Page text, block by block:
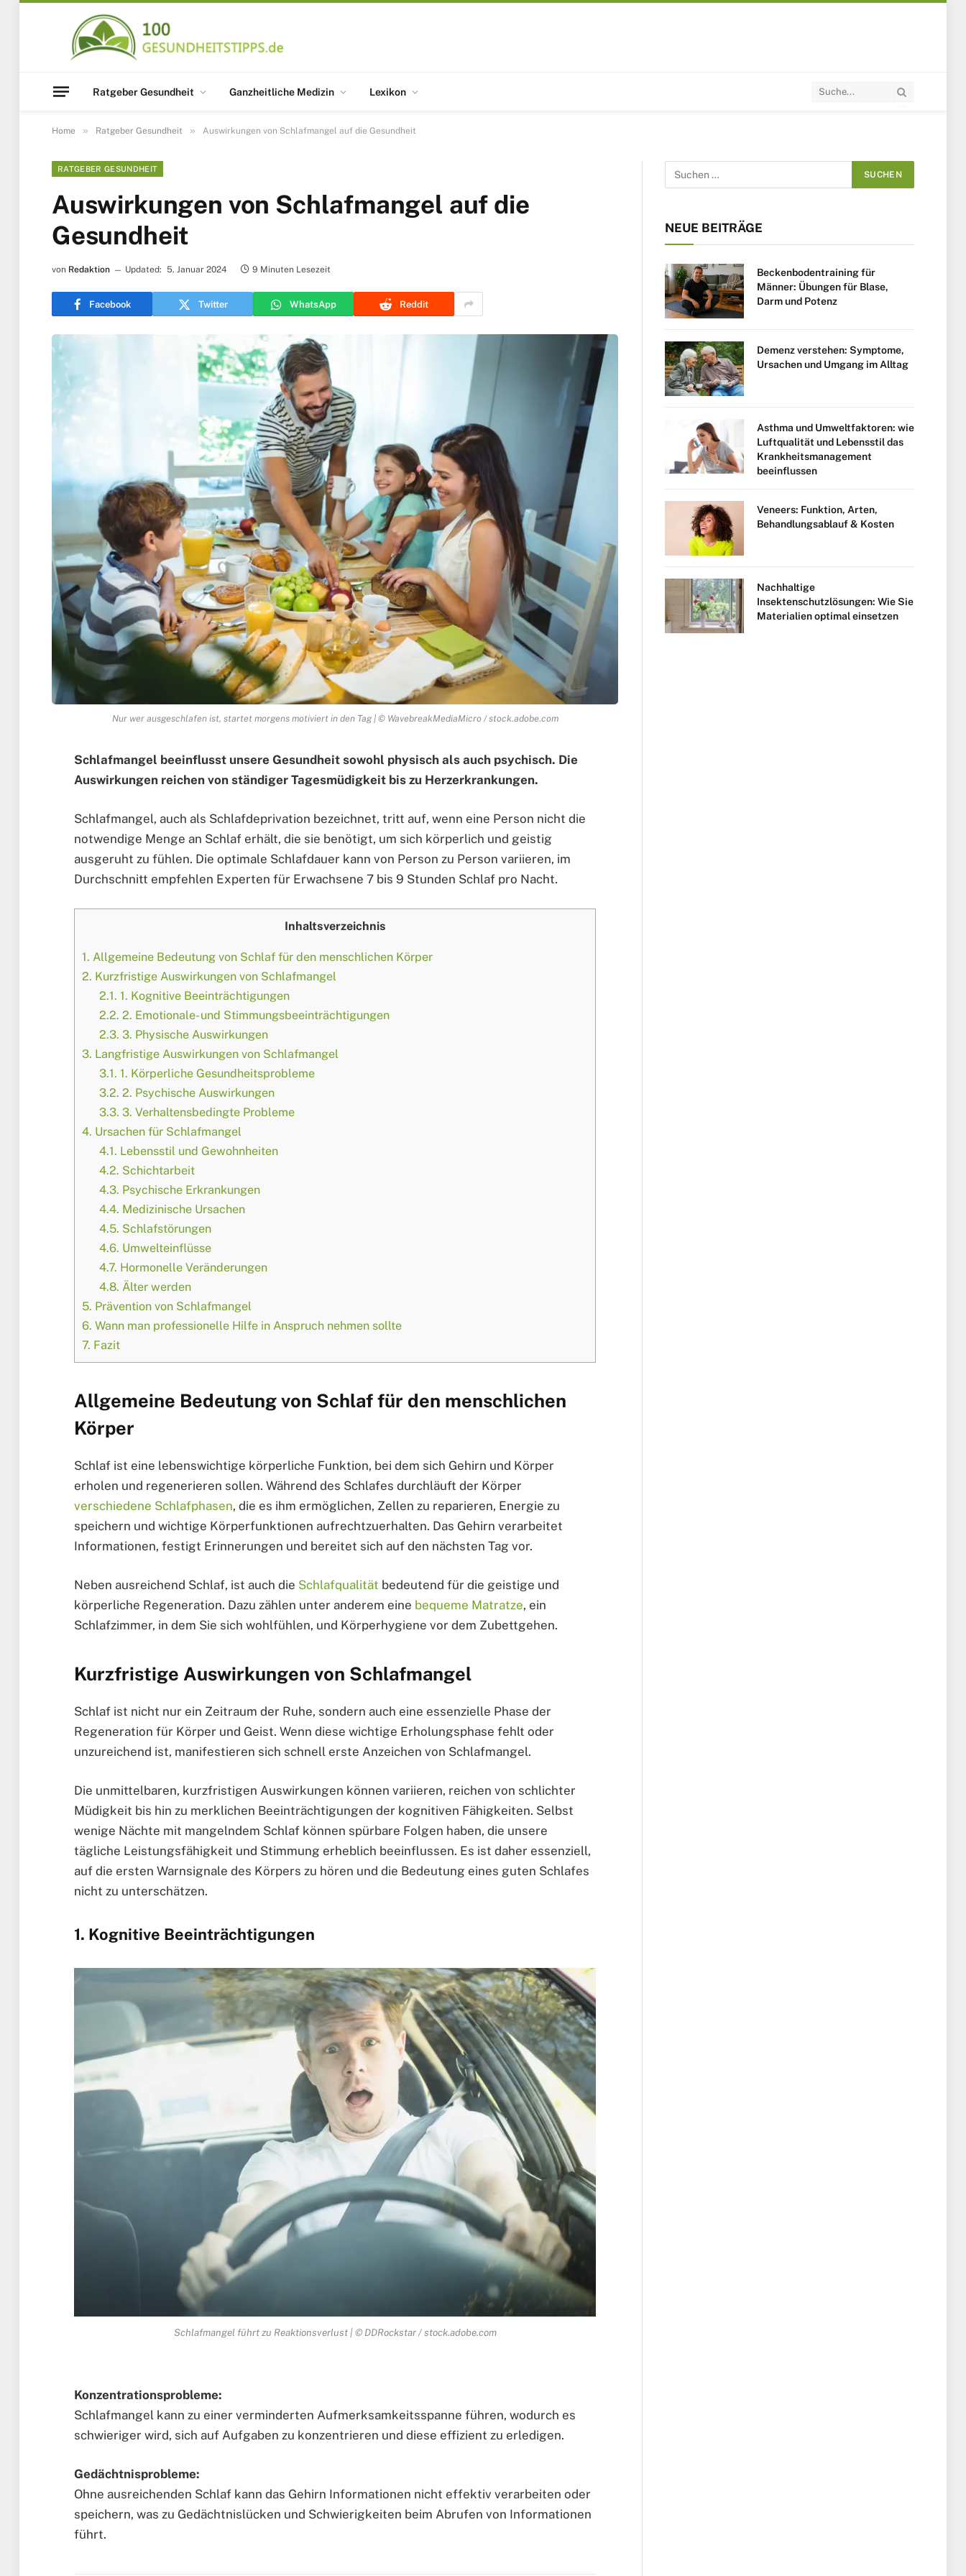
Ratgeber Gesundheit Ganzheitliche Medizin Lexikon
Home » Ratgeber Gesundheit » Auswirkungen von Schlafmangel auf die Gesundheit
RATGEBER GESUNDHEIT
Auswirkungen von Schlafmangel auf die
Gesundheit
von Redaktion Updated: 5. Januar 2024 9 Minuten Lesezeit
Facebook Twitter WhatsApp Reddit
Nur wer ausgeschlafen ist, startet morgens motiviert in den Tag | © WavebreakMediaMicro / stock.adobe.com
Schlafmangel beeinflusst unsere Gesundheit sowohl physisch als auch psychisch. Die
Auswirkungen reichen von ständiger Tagesmüdigkeit bis zu Herzerkrankungen.
Schlafmangel, auch als Schlafdeprivation bezeichnet, tritt auf, wenn eine Person nicht die
notwendige Menge an Schlaf erhält, die sie benötigt, um sich körperlich und geistig
ausgeruht zu fühlen. Die optimale Schlafdauer kann von Person zu Person variieren, im
Durchschnitt empfehlen Experten für Erwachsene 7 bis 9 Stunden Schlaf pro Nacht.
Inhaltsverzeichnis
1. Allgemeine Bedeutung von Schlaf für den menschlichen Körper
2. Kurzfristige Auswirkungen von Schlafmangel
2.1. 1. Kognitive Beeinträchtigungen
2.2. 2. Emotionale- und Stimmungsbeeinträchtigungen
2.3. 3. Physische Auswirkungen
3. Langfristige Auswirkungen von Schlafmangel
3.1. 1. Körperliche Gesundheitsprobleme
3.2. 2. Psychische Auswirkungen
3.3. 3. Verhaltensbedingte Probleme
4. Ursachen für Schlafmangel
4.1. Lebensstil und Gewohnheiten
4.2. Schichtarbeit
4.3. Psychische Erkrankungen
4.4. Medizinische Ursachen
4.5. Schlafstörungen
4.6. Umwelteinflüsse
4.7. Hormonelle Veränderungen
4.8. Älter werden
5. Prävention von Schlafmangel
6. Wann man professionelle Hilfe in Anspruch nehmen sollte
7. Fazit
Allgemeine Bedeutung von Schlaf für den menschlichen
Körper
Schlaf ist eine lebenswichtige körperliche Funktion, bei dem sich Gehirn und Körper
erholen und regenerieren sollen. Während des Schlafes durchläuft der Körper
verschiedene Schlafphasen, die es ihm ermöglichen, Zellen zu reparieren, Energie zu
speichern und wichtige Körperfunktionen aufrechtzuerhalten. Das Gehirn verarbeitet
Informationen, festigt Erinnerungen und bereitet sich auf den nächsten Tag vor.
Neben ausreichend Schlaf, ist auch die Schlafqualität bedeutend für die geistige und
körperliche Regeneration. Dazu zählen unter anderem eine bequeme Matratze, ein
Schlafzimmer, in dem Sie sich wohlfühlen, und Körperhygiene vor dem Zubettgehen.
Kurzfristige Auswirkungen von Schlafmangel
Schlaf ist nicht nur ein Zeitraum der Ruhe, sondern auch eine essenzielle Phase der
Regeneration für Körper und Geist. Wenn diese wichtige Erholungsphase fehlt oder
unzureichend ist, manifestieren sich schnell erste Anzeichen von Schlafmangel.
Die unmittelbaren, kurzfristigen Auswirkungen können variieren, reichen von schlichter
Müdigkeit bis hin zu merklichen Beeinträchtigungen der kognitiven Fähigkeiten. Selbst
wenige Nächte mit mangelndem Schlaf können spürbare Folgen haben, die unsere
tägliche Leistungsfähigkeit und Stimmung erheblich beeinflussen. Es ist daher essenziell,
auf die ersten Warnsignale des Körpers zu hören und die Bedeutung eines guten Schlafes
nicht zu unterschätzen.
1. Kognitive Beeinträchtigungen
Schlafmangel führt zu Reaktionsverlust | © DDRockstar / stock.adobe.com
Konzentrationsprobleme:
Schlafmangel kann zu einer verminderten Aufmerksamkeitsspanne führen, wodurch es
schwieriger wird, sich auf Aufgaben zu konzentrieren und diese effizient zu erledigen.
Gedächtnisprobleme:
Ohne ausreichenden Schlaf kann das Gehirn Informationen nicht effektiv verarbeiten oder
speichern, was zu Gedächtnislücken und Schwierigkeiten beim Abrufen von Informationen
führt.
NEUE BEITRÄGE
Beckenbodentraining für
Männer: Übungen für Blase,
Darm und Potenz
Demenz verstehen: Symptome,
Ursachen und Umgang im Alltag
Asthma und Umweltfaktoren: wie
Luftqualität und Lebensstil das
Krankheitsmanagement
beeinflussen
Veneers: Funktion, Arten,
Behandlungsablauf & Kosten
Nachhaltige
Insektenschutzlösungen: Wie Sie
Materialien optimal einsetzen